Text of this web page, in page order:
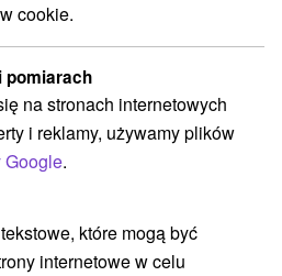
Biele Karpaty
z rabatem(13)
weekendowe
cookie.
pomiarach
na stronach internetowych
i reklamy, używamy plików
Google.
które mogą być
internetowe w celu